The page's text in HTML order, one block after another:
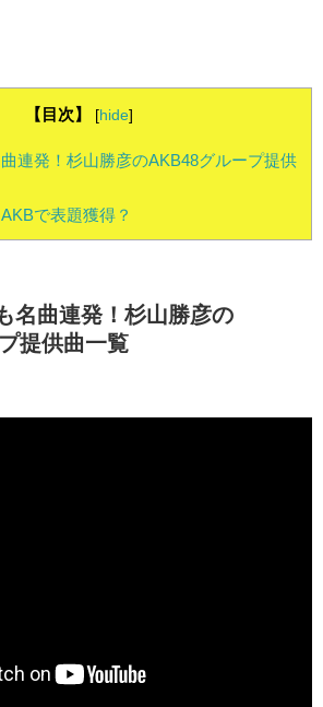
【目次】 [hide]
連発！杉山勝彦のAKB48グループ提供
で表題獲得？
名曲連発！杉山勝彦の
提供曲一覧